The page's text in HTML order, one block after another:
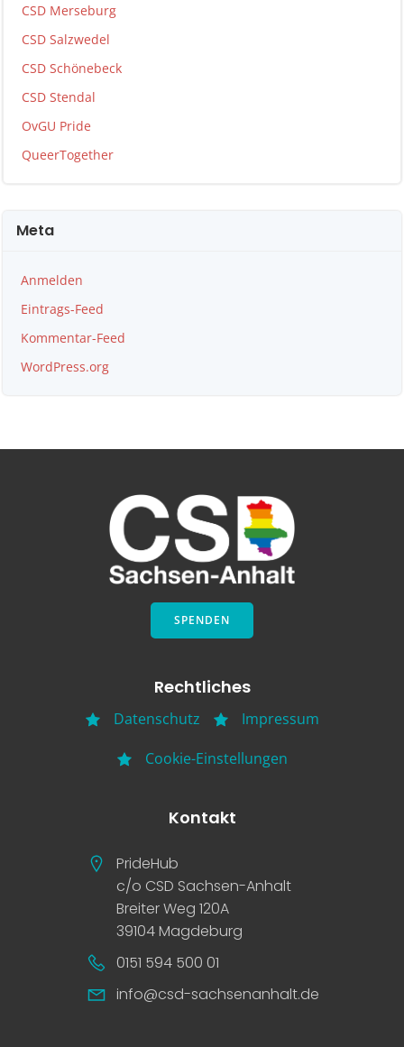
CSD Merseburg
CSD Salzwedel
CSD Schönebeck
CSD Stendal
OvGU Pride
QueerTogether
Meta
Anmelden
Eintrags-Feed
Kommentar-Feed
WordPress.org
SPENDEN
Kontakt
PrideHub
c/o CSD Sachsen-Anhalt
Breiter Weg 120A
39104 Magdeburg
0151 594 500 01
info@csd-sachsenanhalt.de
Rechtliches
Datenschutz
Impressum
Cookie-Einstellungen